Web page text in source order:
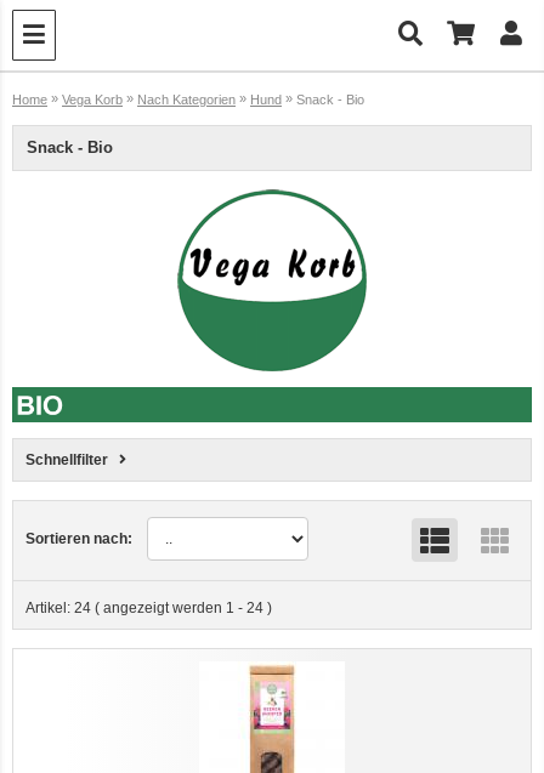
Home » Vega Korb » Nach Kategorien » Hund » Snack - Bio
Snack - Bio
Schnellfilter
Sortieren nach:
Artikel: 24 ( angezeigt werden 1 - 24)